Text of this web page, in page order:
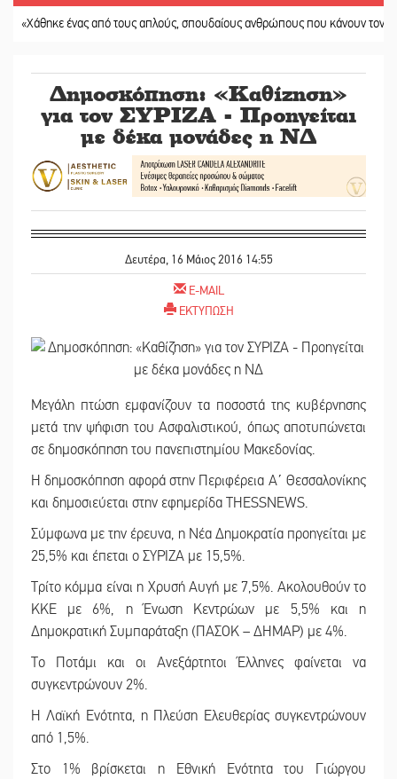
ένας από τους απλούς, σπουδαίους ανθρώπους που κάνουν τον κόσμο λίγο
Δημοσκόπηση: «Καθίζηση»
για τον ΣΥΡΙΖΑ - Προηγείται
με δέκα μονάδες η ΝΔ
Δευτέρα, 16 Μάιος 2016 14:55
E-MAIL
ΕΚΤΥΠΩΣΗ
Μεγάλη πτώση εμφανίζουν τα ποσοστά της κυβέρνησης
μετά την ψήφιση του Ασφαλιστικού, όπως αποτυπώνεται
σε δημοσκόπηση του πανεπιστημίου Μακεδονίας.
Η δημοσκόπηση αφορά στην Περιφέρεια Α΄ Θεσσαλονίκης
και δημοσιεύεται στην εφημερίδα THESSNEWS.
Σύμφωνα με την έρευνα, η Νέα Δημοκρατία προηγείται με
25,5% και έπεται ο ΣΥΡΙΖΑ με 15,5%.
Τρίτο κόμμα είναι η Χρυσή Αυγή με 7,5%. Ακολουθούν το
ΚΚΕ με 6%, η Ένωση Κεντρώων με 5,5% και η
Δημοκρατική Συμπαράταξη (ΠΑΣΟΚ – ΔΗΜΑΡ) με 4%.
Το Ποτάμι και οι Ανεξάρτητοι Έλληνες φαίνεται να
συγκεντρώνουν 2%.
Η Λαϊκή Ενότητα, η Πλεύση Ελευθερίας συγκεντρώνουν
από 1,5%.
Στο 1% βρίσκεται η Εθνική Ενότητα του Γιώργου